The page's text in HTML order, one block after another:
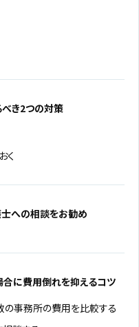
き2つの対策
く
への相談をお勧め
に費用倒れを抑えるコツ
事務所の費用を比較する